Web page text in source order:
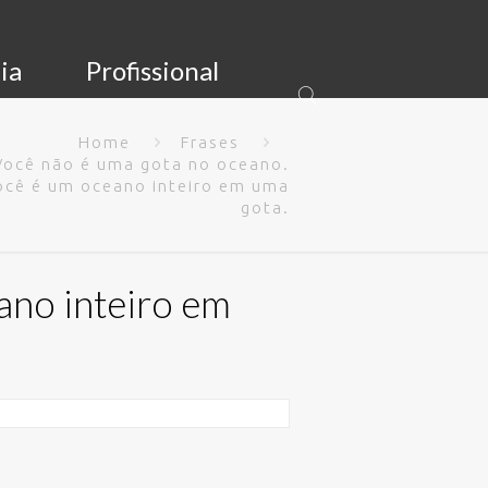
Profissional
Home
Frases
não é uma gota no oceano.
é um oceano inteiro em uma
gota.
inteiro em